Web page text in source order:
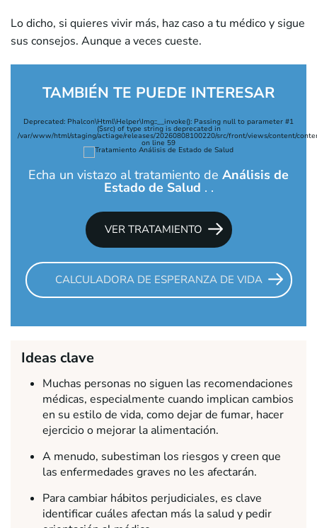
Lo dicho, si quieres vivir más, haz caso a tu médico y sigue
sus consejos. Aunque a veces cueste.
TAMBIÉN TE PUEDE INTERESAR
Deprecated: Phalcon\Html\Helper\Img::__invoke(): Passing null to parameter #1
($src) of type string is deprecated in
/var/www/html/staging/actiage/releases/20260808100220/src/front/views/content/
on line 59
Echa un vistazo al tratamiento de Análisis de
Estado de Salud . .
VER TRATAMIENTO
CALCULADORA DE ESPERANZA DE VIDA
Ideas clave
Muchas personas no siguen las recomendaciones
médicas, especialmente cuando implican cambios
en su estilo de vida, como dejar de fumar, hacer
ejercicio o mejorar la alimentación.
A menudo, subestiman los riesgos y creen que
las enfermedades graves no les afectarán.
Para cambiar hábitos perjudiciales, es clave
identificar cuáles afectan más la salud y pedir